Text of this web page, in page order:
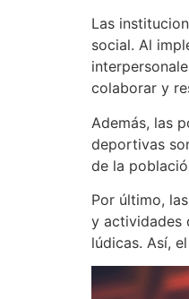
Las
social. Al
colaborar y
Además, las
deportivas
de la
Por último,
y actividades
lúdicas. Así,